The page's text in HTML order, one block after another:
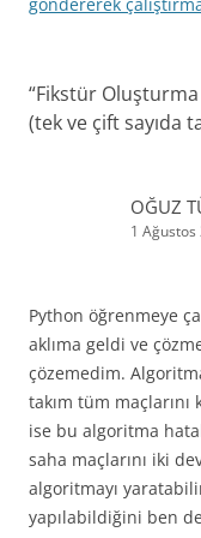
“Fikstür Oluşturma
(tek ve çift sayıda
OĞUZ
1 Ağustos
Python öğrenmeye
aklıma geldi ve
çözemedim.
takım tüm
ise bu algoritma
saha maçlarını iki
algoritmayı
yapılabildiğini ben